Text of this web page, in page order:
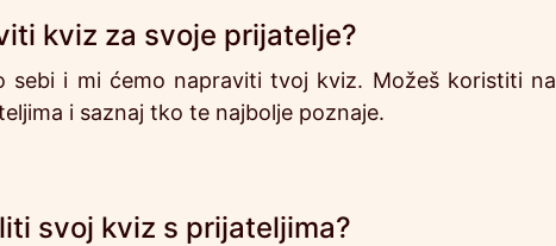
kviz za svoje prijatelje?
sebi i mi ćemo napraviti tvoj kviz. Možeš koristiti
i saznaj tko te najbolje poznaje.
svoj kviz s prijateljima?